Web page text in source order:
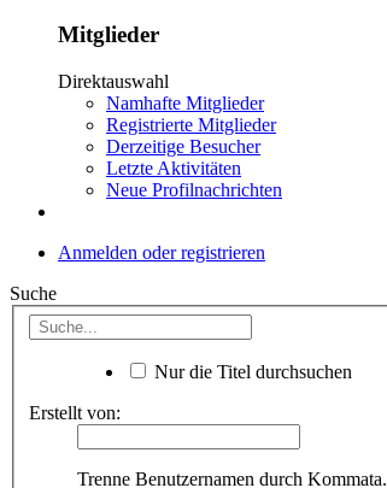
Mitglieder
Direktauswahl
Namhafte Mitglieder
Registrierte Mitglieder
Derzeitige Besucher
Letzte Aktivitäten
Neue Profilnachrichten
Anmelden oder registrieren
Suche
Nur die Titel durchsuchen
Erstellt von:
Trenne Benutzernamen durch Kommata.